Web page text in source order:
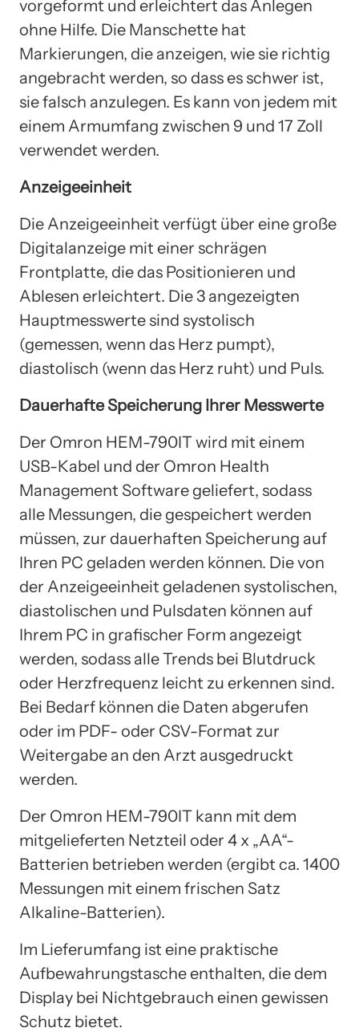
vorgeformt und erleichtert das Anlegen
ohne Hilfe. Die Manschette hat
Markierungen, die anzeigen, wie sie richtig
angebracht werden, so dass es schwer ist,
sie falsch anzulegen. Es kann von jedem mit
einem Armumfang zwischen 9 und 17 Zoll
verwendet werden.
Anzeigeeinheit
Die Anzeigeeinheit verfügt über eine große
Digitalanzeige mit einer schrägen
Frontplatte, die das Positionieren und
Ablesen erleichtert. Die 3 angezeigten
Hauptmesswerte sind systolisch
(gemessen, wenn das Herz pumpt),
diastolisch (wenn das Herz ruht) und Puls.
Dauerhafte Speicherung Ihrer Messwerte
Der Omron HEM-790IT wird mit einem
USB-Kabel und der Omron Health
Management Software geliefert, sodass
alle Messungen, die gespeichert werden
müssen, zur dauerhaften Speicherung auf
Ihren PC geladen werden können. Die von
der Anzeigeeinheit geladenen systolischen,
diastolischen und Pulsdaten können auf
Ihrem PC in grafischer Form angezeigt
werden, sodass alle Trends bei Blutdruck
oder Herzfrequenz leicht zu erkennen sind.
Bei Bedarf können die Daten abgerufen
oder im PDF- oder CSV-Format zur
Weitergabe an den Arzt ausgedruckt
werden.
Der Omron HEM-790IT kann mit dem
mitgelieferten Netzteil oder 4 x „AA“-
Batterien betrieben werden (ergibt ca. 1400
Messungen mit einem frischen Satz
Alkaline-Batterien).
Im Lieferumfang ist eine praktische
Aufbewahrungstasche enthalten, die dem
Display bei Nichtgebrauch einen gewissen
Schutz bietet.